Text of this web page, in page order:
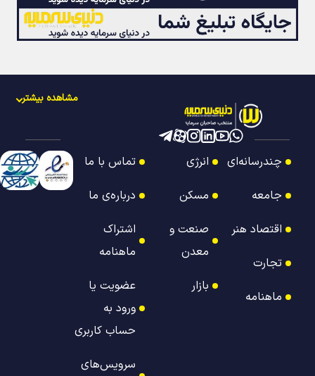
مشاهده بیشتر
چندرسانه‌ای
جامعه
اقتصاد هنر
تجارت
ماهنامه
انرژی
مسکن
صنعت و
معدن
بازار
تماس با ما
درباره‌ی ما
اشتراک
ماهنامه
عضویت یا
ورود به
حساب کاربری
سرویس‌های